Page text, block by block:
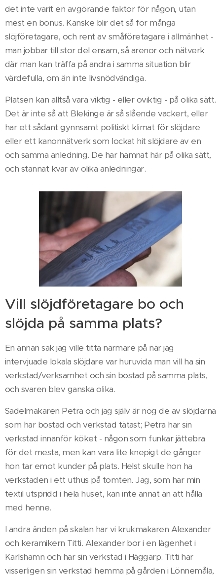
det inte varit en avgörande faktor för någon, utan
mest en bonus. Kanske blir det så för många
slöjföretagare, och rent av småföretagare i allmänhet -
man jobbar till stor del ensam, så arenor och nätverk
där man kan träffa på andra i samma situation blir
värdefulla, om än inte livsnödvändiga.
Platsen kan alltså vara viktig - eller oviktig - på olika sätt.
Det är inte så att Blekinge är så slående vackert, eller
har ett sådant gynnsamt politiskt klimat för slöjdare
eller ett kanonnätverk som lockat hit slöjdare av en
och samma anledning. De har hamnat här på olika sätt,
och stannat kvar av olika anledningar.
Vill slöjdföretagare bo och
slöjda på samma plats?
En annan sak jag ville titta närmare på när jag
intervjuade lokala slöjdare var huruvida man vill ha sin
verkstad/verksamhet och sin bostad på samma plats,
och svaren blev ganska olika.
Sadelmakaren Petra och jag själv är nog de av slöjdarna
som har bostad och verkstad tätast; Petra har sin
verkstad innanför köket - någon som funkar jättebra
för det mesta, men kan vara lite knepigt de gånger
hon tar emot kunder på plats. Helst skulle hon ha
verkstaden i ett uthus på tomten. Jag, som har min
textil utspridd i hela huset, kan inte annat än att hålla
med henne.
I andra änden på skalan har vi krukmakaren Alexander
och keramikern Titti. Alexander bor i en lägenhet i
Karlshamn och har sin verkstad i Häggarp. Titti har
visserligen sin verkstad hemma på gården i Lönnemåla,